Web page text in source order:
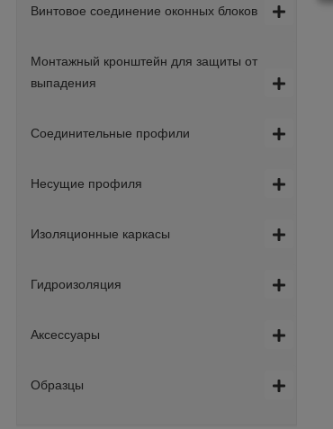
Винтовое соединение оконных блоков
Монтажный кронштейн для защиты от
выпадения
Соединительные профили
Несущие профиля
Изоляционные каркасы
Гидроизоляция
Аксессуары
Образцы